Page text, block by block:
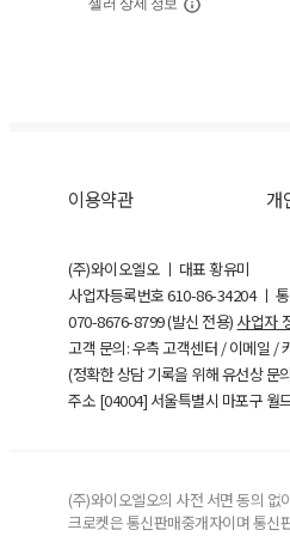
셀러 상세 정보
이용약관 개
(주)와이오엘오 ㅣ 대표 황유미
사업자등록번호610-86-34204ㅣ
070-8676-8799 (발신 전용) 사업자
고객 문의: 우측 고객센터 / 이메일 /
(정확한 상담 기록을 위해 유선상 문
주소 [04004] 서울특별시 마포구 월
(주)와이오엘오의 사전 서면 동의
크로켓은 통신판매중개자이며 통신